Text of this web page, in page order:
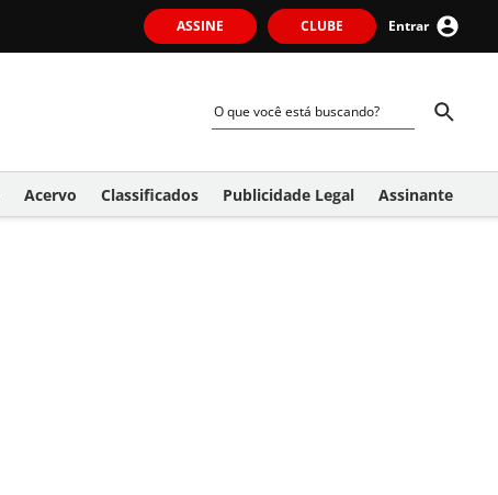
ASSINE CLUBE Entrar
Acervo Classificados Publicidade Legal Assinante